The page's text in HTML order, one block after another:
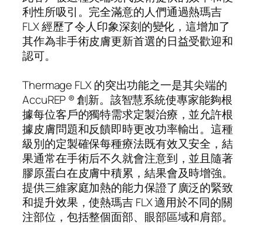
利性所吸引。完全滿意的人們通過熱瑪吉
FLX 經歷了令人印象深刻的變化，這增加了
其作為非手術皮膚更新首選的日益受歡迎和
認可。
Thermage FLX 的突出功能之一是其尖端的
AccuREP ® 創新。該智慧系統使專家能夠根
據每位客戶的獨特需求定製治療，並允許根
據皮膚問題和反饋即時更改功率輸出。這種
級別的定製確保每種療法既有效又安全，結
果通常在手術后不久就會注意到，並且隨著
膠原蛋白在皮膚中積累，結果會及時增強。
提供三維家庭加熱的能力保證了廣泛的緊致
和提升效果，使熱瑪吉 FLX 適用於不同的關
注部位，包括整個面部、眼部區域和肩部。